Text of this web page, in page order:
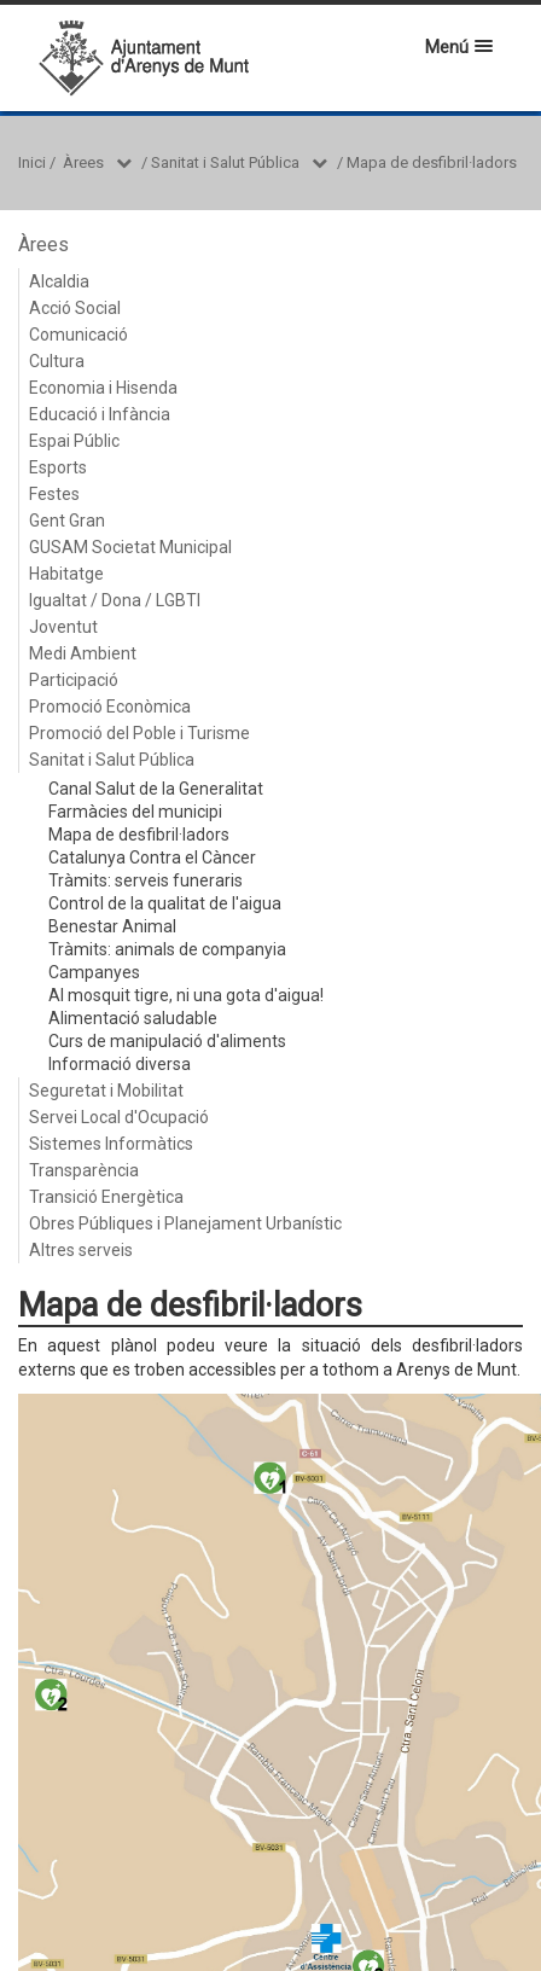
Menú
Inici / Àrees / Sanitat i Salut Pública / Mapa de desfibril·ladors
Àrees
Alcaldia
Acció Social
Comunicació
Cultura
Economia i Hisenda
Educació i Infància
Espai Públic
Esports
Festes
Gent Gran
GUSAM Societat Municipal
Habitatge
Igualtat / Dona / LGBTI
Joventut
Medi Ambient
Participació
Promoció Econòmica
Promoció del Poble i Turisme
Sanitat i Salut Pública
Canal Salut de la Generalitat
Farmàcies del municipi
Mapa de desfibril·ladors
Catalunya Contra el Càncer
Tràmits: serveis funeraris
Control de la qualitat de l'aigua
Benestar Animal
Tràmits: animals de companyia
Campanyes
Al mosquit tigre, ni una gota d'aigua!
Alimentació saludable
Curs de manipulació d'aliments
Informació diversa
Seguretat i Mobilitat
Servei Local d'Ocupació
Sistemes Informàtics
Transparència
Transició Energètica
Obres Públiques i Planejament Urbanístic
Altres serveis
Mapa de desfibril·ladors
En aquest plànol podeu veure la situació dels desfibril·ladors
externs que es troben accessibles per a tothom a Arenys de Munt.